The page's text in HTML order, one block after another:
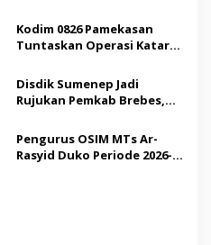
Saudi
Kodim 0826 Pamekasan
Tuntaskan Operasi Katarak
Tindakan Medis
Disdik Sumenep Jadi
Rujukan Pemkab Brebes,
Pendidikan Berbasis
Budaya
Pengurus OSIM MTs Ar-
Rasyid Duko Periode 2026-